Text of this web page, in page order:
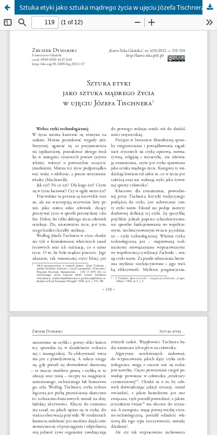
Sztuka etyki jako sztuka mądrego życia w ujęciu Józefa Tischnera